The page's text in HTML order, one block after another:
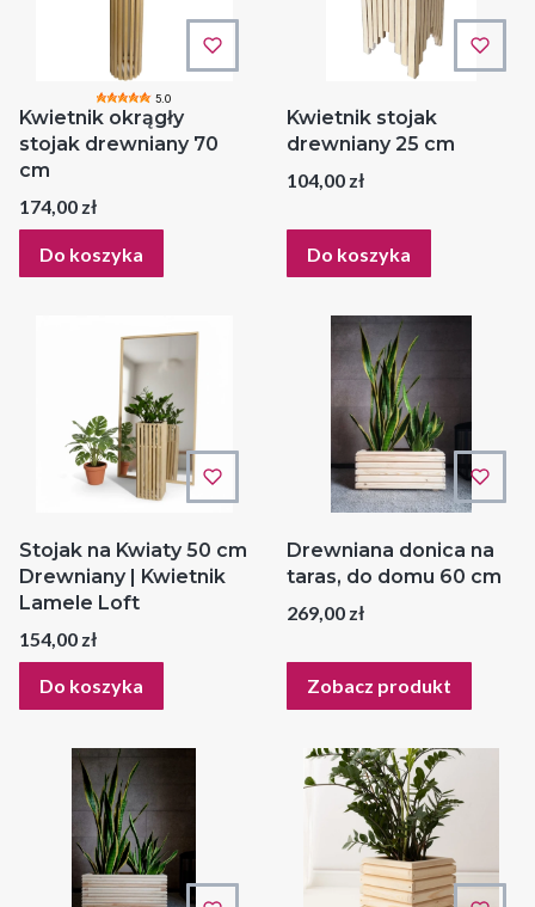
5.0
Kwietnik okrągły
stojak drewniany 70
cm
Cena
174,00 zł
Do koszyka
Kwietnik stojak
drewniany 25 cm
Cena
104,00 zł
Do koszyka
Stojak na Kwiaty 50 cm
Drewniany | Kwietnik
Lamele Loft
Cena
154,00 zł
Do koszyka
Drewniana donica na
taras, do domu 60 cm
Cena
269,00 zł
Zobacz produkt